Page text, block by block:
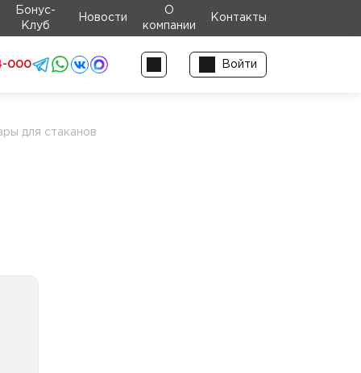
Бонус-
Клуб
Новости
О
компании
Контакты
000 Войти
для стаканов